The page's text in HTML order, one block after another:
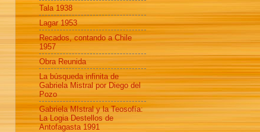
Tala 1938
Lagar 1953
Recados, contando a Chile
1957
Obra Reunida
La búsqueda infinita de
Gabriela Mistral por Diego del
Pozo
Gabriela MIstral y la Teosofía:
La Logia Destellos de
Antofagasta 1991